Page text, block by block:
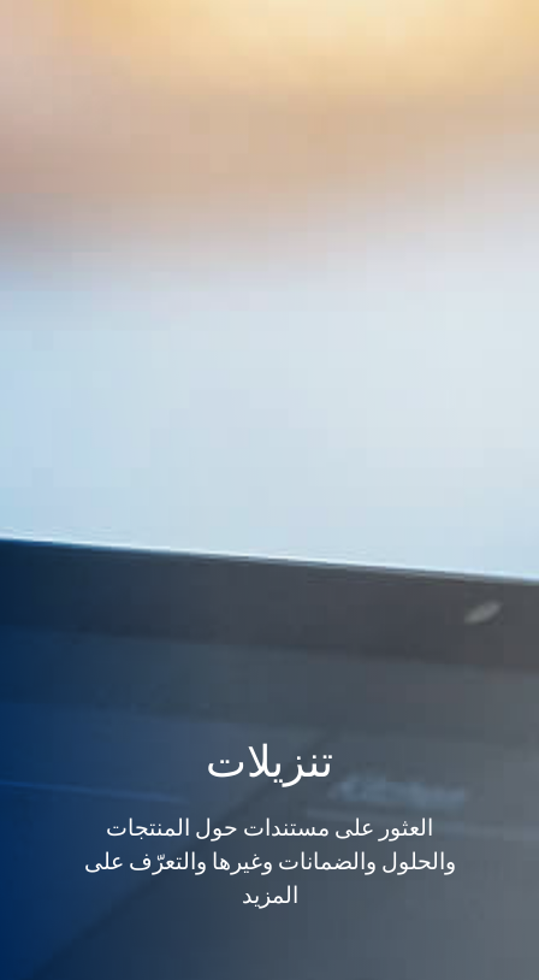
تنزيلات
العثور على مستندات حول المنتجات
والحلول والضمانات وغيرها والتعرّف على
المزيد